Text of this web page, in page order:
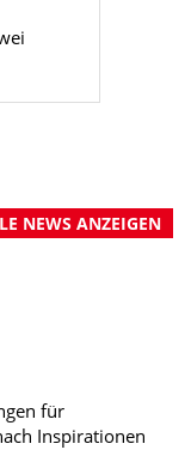
NEWS ANZEIGEN
für
Inspirationen